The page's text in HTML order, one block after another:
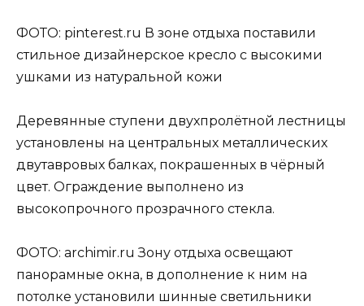
ФОТО: pinterest.ru В зоне отдыха поставили
стильное дизайнерское кресло с высокими
ушками из натуральной кожи
Деревянные ступени двухпролётной лестницы
установлены на центральных металлических
двутавровых балках, покрашенных в чёрный
цвет. Ограждение выполнено из
высокопрочного прозрачного стекла.
ФОТО: archimir.ru Зону отдыха освещают
панорамные окна, в дополнение к ним на
потолке установили шинные светильники